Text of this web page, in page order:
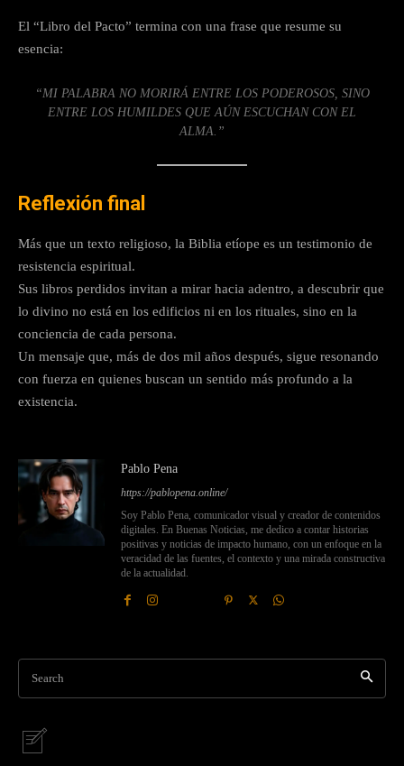
El “Libro del Pacto” termina con una frase que resume su
esencia:
“MI PALABRA NO MORIRÁ ENTRE LOS PODEROSOS, SINO
ENTRE LOS HUMILDES QUE AÚN ESCUCHAN CON EL
ALMA.”
Reflexión final
Más que un texto religioso, la Biblia etíope es un testimonio de
resistencia espiritual.
Sus libros perdidos invitan a mirar hacia adentro, a descubrir que
lo divino no está en los edificios ni en los rituales, sino en la
conciencia de cada persona.
Un mensaje que, más de dos mil años después, sigue resonando
con fuerza en quienes buscan un sentido más profundo a la
existencia.
Pablo Pena
https://pablopena.online/
Soy Pablo Pena, comunicador visual y creador de contenidos
digitales. En Buenas Noticias, me dedico a contar historias
positivas y noticias de impacto humano, con un enfoque en la
veracidad de las fuentes, el contexto y una mirada constructiva
de la actualidad.
Search